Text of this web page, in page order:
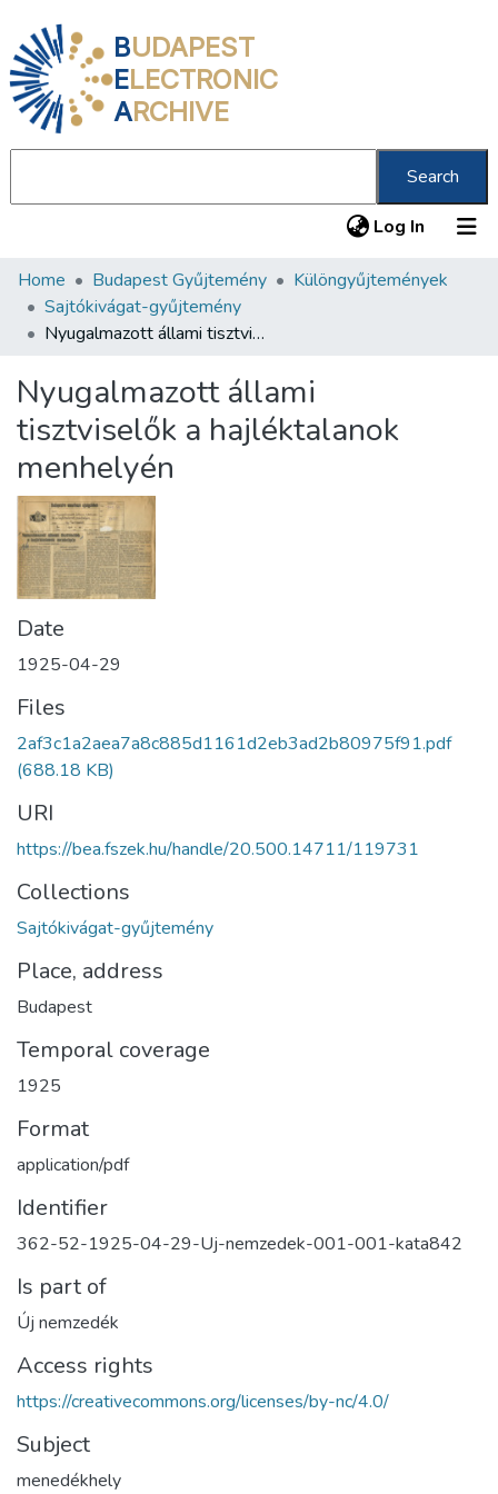
BUDAPEST
ELECTRONIC
ARCHIVE
Search
Log In (current)
Communities & Collections
All of DSpace
About us
Home Budapest Gyűjtemény
Különgyűjtemények
Sajtókivágat-gyűjtemény
Nyugalmazott állami tisztviselők a hajléktalanok menhelyén
Nyugalmazott állami
tisztviselők a hajléktalanok
menhelyén
Date
1925-04-29
Files
2af3c1a2aea7a8c885d1161d2eb3ad2b80975f91.pdf
(688.18 KB)
URI
https://bea.fszek.hu/handle/20.500.14711/119731
Collections
Sajtókivágat-gyűjtemény
Place, address
Budapest
Temporal coverage
1925
Format
application/pdf
Identifier
362-52-1925-04-29-Uj-nemzedek-001-001-kata842
Is part of
Új nemzedék
Access rights
https://creativecommons.org/licenses/by-nc/4.0/
Subject
menedékhely